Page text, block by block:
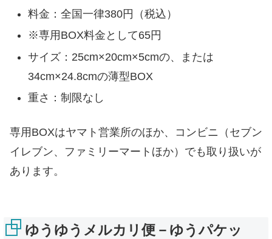
料金：全国一律380円（税込）
※専用BOX料金として65円
サイズ：25cm×20cm×5cmの、または
34cm×24.8cmの薄型BOX
重さ：制限なし
専用BOXはヤマト営業所のほか、コンビニ（セブン
イレブン、ファミリーマートほか）でも取り扱いが
あります。
ゆうゆうメルカリ便－ゆうパケッ